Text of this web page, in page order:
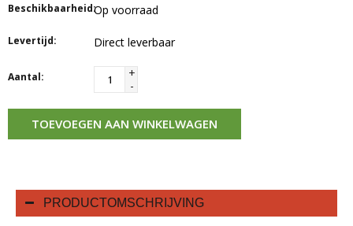
Beschikbaarheid:Op voorraad
Levertijd: Direct leverbaar
Aantal:
+
-
TOEVOEGEN AAN WINKELWAGEN
PRODUCTOMSCHRIJVING